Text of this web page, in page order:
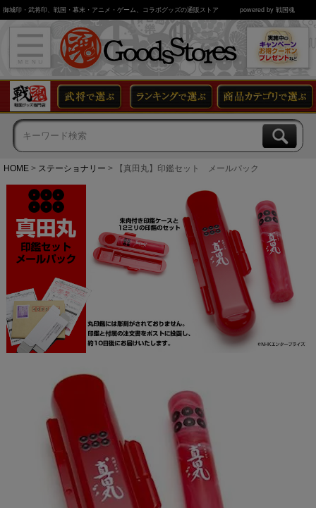
御城印・武将印、戦国・幕末・アニメ・ゲーム、コラボグッズの通販ストア powered by 戦国魂
HOME ステーショナリー 【真田丸】印鑑セット メールパック